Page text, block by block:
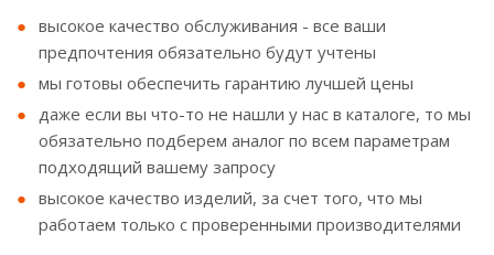
высокое качество обслуживания - все ваши
предпочтения обязательно будут учтены
мы готовы обеспечить гарантию лучшей цены
даже если вы что-то не нашли у нас в каталоге, то мы
обязательно подберем аналог по всем параметрам
подходящий вашему запросу
высокое качество изделий, за счет того, что мы
работаем только с проверенными производителями